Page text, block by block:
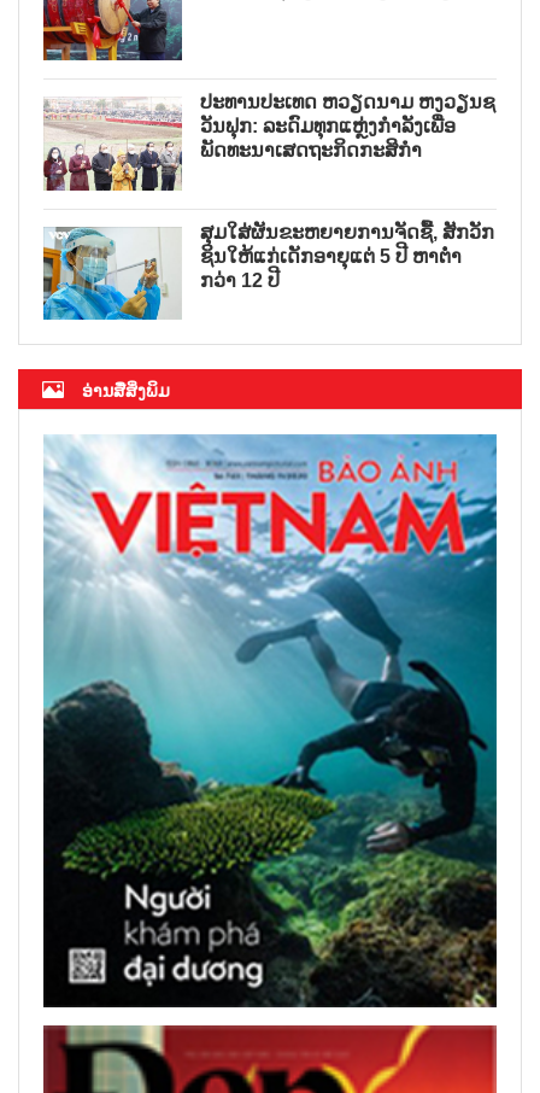
ປະທານປະເທດ ຫວຽດນາມ ຫງວຽນຊ
ວັນຟຸກ: ລະດົມທຸກແຫຼ່ງກຳລັງເພື່ອ
ພັດທະນາເສດຖະກິດກະສິກຳ
ສຸມໃສ່ຜັນຂະຫຍາຍການຈັດຊື້, ສັກວັກ
ຊິນໃຫ້ແກ່ເດັກອາຍຸແຕ່ 5 ປີ ຫາຕ່ຳ
ກວ່າ 12 ປີ
ອ່ານສື່ສິ່ງພິມ